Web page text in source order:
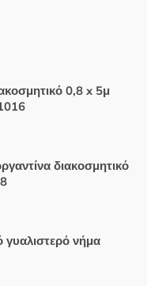
0,8 x 5μ
διακοσμητικό
γυαλιστερό νήμα